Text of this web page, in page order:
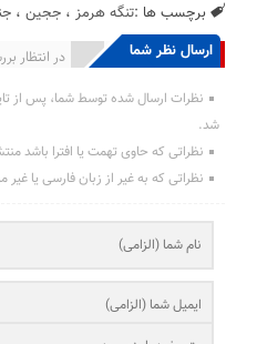
برچسب ها :تنگه هرمز ،ججین ،
ارسال نظر شما در انتظار انتشار یافته : 0
نظرات ارسال شده توسط شما، پس از
شد.
نظراتی که حاوی تهمت یا افترا باشد
نظراتی که به غیر از زبان فارسی یا